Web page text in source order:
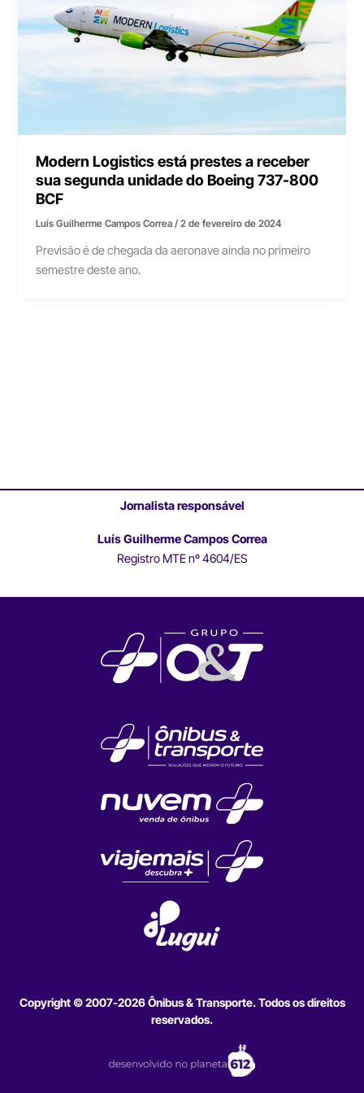
Modern Logistics está prestes a receber
sua segunda unidade do Boeing 737-800
BCF
Luís Guilherme Campos Correa/2 de fevereiro de 2024
Previsão é de chegada da aeronave ainda no primeiro
semestre deste ano.
Jornalista responsável
Luís Guilherme Campos Correa
Registro MTE nº 4604/ES
Copyright © 2007-2026 Ônibus & Transporte. Todos os direitos
reservados.